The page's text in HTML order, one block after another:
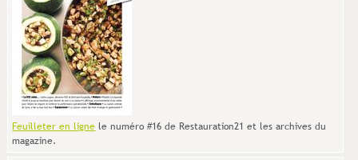
Feuilleter en ligne le numéro #16 de Restauration21 et les archives du
magazine.